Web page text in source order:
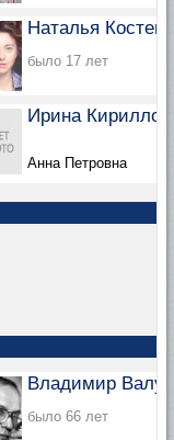
Наталья
было 17 лет
Ирина
Анна Петровна
Владимир
было 66 лет